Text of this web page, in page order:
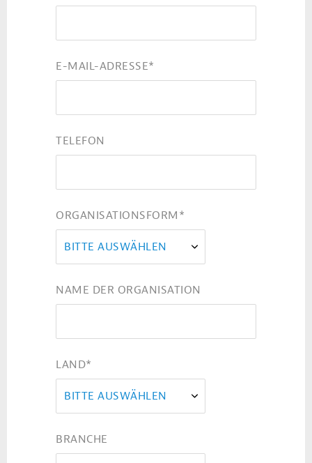
E-MAIL-ADRESSE*
TELEFON
ORGANISATIONSFORM *
BITTE AUSWÄHLEN
NAME DER ORGANISATION
LAND*
BITTE AUSWÄHLEN
BRANCHE